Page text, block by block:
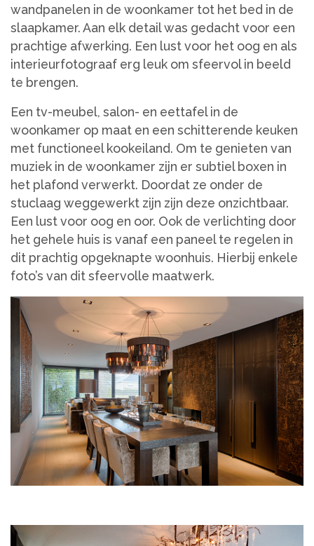
wandpanelen in de woonkamer tot het bed in de
slaapkamer. Aan elk detail was gedacht voor een
prachtige afwerking. Een lust voor het oog en als
interieurfotograaf erg leuk om sfeervol in beeld
te brengen.
Een tv-meubel, salon- en eettafel in de
woonkamer op maat en een schitterende keuken
met functioneel kookeiland. Om te genieten van
muziek in de woonkamer zijn er subtiel boxen in
het plafond verwerkt. Doordat ze onder de
stuclaag weggewerkt zijn zijn deze onzichtbaar.
Een lust voor oog en oor. Ook de verlichting door
het gehele huis is vanaf een paneel te regelen in
dit prachtig opgeknapte woonhuis. Hierbij enkele
foto’s van dit sfeervolle maatwerk.